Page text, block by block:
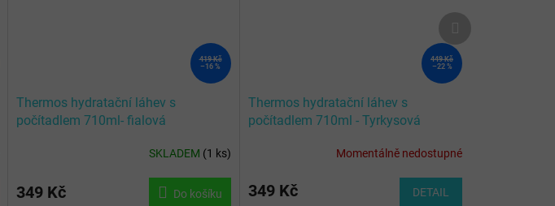
419 Kč
–16 %
Thermos hydratační láhev s
počítadlem 710ml- fialová
SKLADEM (1 ks)
349 Kč Do košíku
449 Kč
–22 %
Thermos hydratační láhev s
počítadlem 710ml - Tyrkysová
Momentálně nedostupné
349 Kč DETAIL